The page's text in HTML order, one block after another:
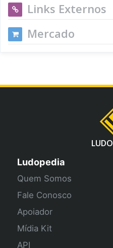
Links Externos
Mercado
LUDO
Ludopedia
Quem Somos
Fale Conosco
Apoiador
Mídia Kit
API